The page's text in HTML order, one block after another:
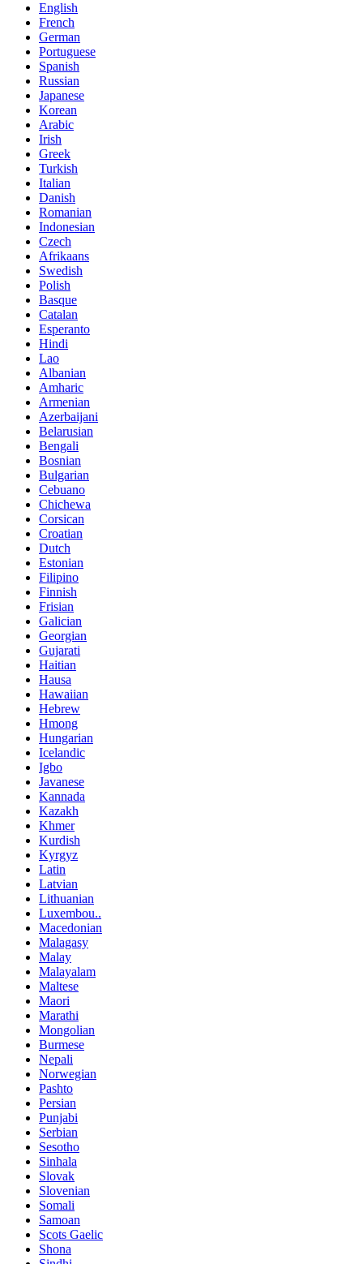
English
French
German
Portuguese
Spanish
Russian
Japanese
Korean
Arabic
Irish
Greek
Turkish
Italian
Danish
Romanian
Indonesian
Czech
Afrikaans
Swedish
Polish
Basque
Catalan
Esperanto
Hindi
Lao
Albanian
Amharic
Armenian
Azerbaijani
Belarusian
Bengali
Bosnian
Bulgarian
Cebuano
Chichewa
Corsican
Croatian
Dutch
Estonian
Filipino
Finnish
Frisian
Galician
Georgian
Gujarati
Haitian
Hausa
Hawaiian
Hebrew
Hmong
Hungarian
Icelandic
Igbo
Javanese
Kannada
Kazakh
Khmer
Kurdish
Kyrgyz
Latin
Latvian
Lithuanian
Luxembou..
Macedonian
Malagasy
Malay
Malayalam
Maltese
Maori
Marathi
Mongolian
Burmese
Nepali
Norwegian
Pashto
Persian
Punjabi
Serbian
Sesotho
Sinhala
Slovak
Slovenian
Somali
Samoan
Scots Gaelic
Shona